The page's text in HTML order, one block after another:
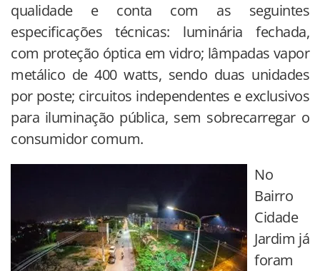
qualidade e conta com as seguintes
especificações técnicas: luminária fechada,
com proteção óptica em vidro; lâmpadas vapor
metálico de 400 watts, sendo duas unidades
por poste; circuitos independentes e exclusivos
para iluminação pública, sem sobrecarregar o
consumidor comum.
No
Bairro
Cidade
Jardim já
foram